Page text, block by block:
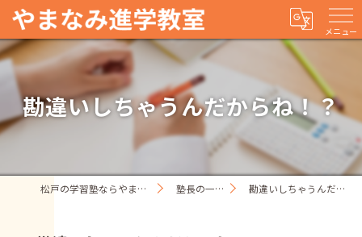
メニュー
勘違いしちゃうんだからね！？
松戸の学習塾ならやまなみ進学教室 塾長の一人ごと 勘違いしちゃうんだからね！？